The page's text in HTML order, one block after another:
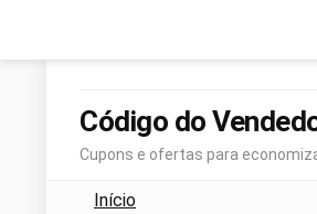
Código do
Cupons e ofertas para
Início